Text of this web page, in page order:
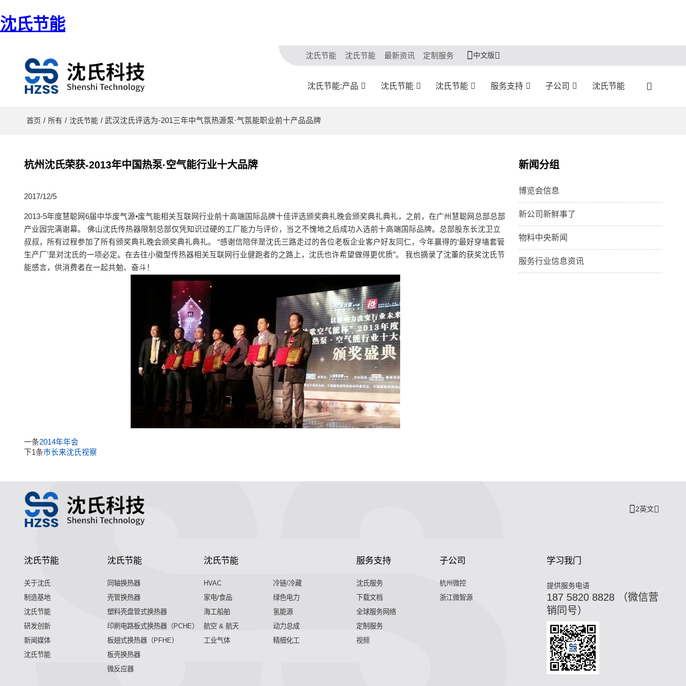
沈氏节能
沈氏节能 沈氏节能 最新资讯 定制服务 中文版
沈氏节能:产品 沈氏节能 沈氏节能 服务支持 子公司 沈氏节能
首页 / 所有 / 沈氏节能 / 武汉沈氏评选为-201三年中气氛热源泵·气氛能职业前十产品品牌
杭州沈氏荣获-2013年中国热泵·空气能行业十大品牌
2017/12/5
2013-5年度慧聪网6届中华废气源•废气能相关互联网行业前十高端国际品牌十佳评选颁奖典礼晚会颁奖典礼典礼，之前，在广州慧聪网总部总部
产业园完满谢幕。 佛山沈氏传热器限制总部仅凭知识过硬的工厂能力与评价，当之不愧地之后成功入选前十高端国际品牌。总部股东长沈卫立
叔叔，所有过程参加了所有颁奖典礼晚会颁奖典礼典礼。 “感谢信陪伴是沈氏三路走过的各位老板企业客户好友同仁，今年赢得的‘最好穿墙套管
生产厂’是对沈氏的一项必定。在去往小徽型传热器相关互联网行业健跑者的之路上，沈氏也许希望做得更优质”。 我也摘录了沈董的获奖沈氏节
能感言，供消费者在一起共勉、奋斗！
一条2014年年会
下1条市长来沈氏视察
新闻分组
博览会信息
新公司新鲜事了
物料中央新闻
服务行业信息资讯
2英文
沈氏节能
关于沈氏
制造基地
沈氏节能
研发创新
新闻媒体
沈氏节能
沈氏节能
同轴换热器
壳管换热器
塑料壳盘管式换热器
印刷电路板式换热器（PCHE）
板翅式换热器（PFHE）
板壳换热器
微反应器
沈氏节能
HVAC
冷链/冷藏
家电/食品
绿色电力
海工船舶
氢能源
航空 & 航天
动力总成
工业气体
精细化工
服务支持
沈氏服务
下载文档
全球服务网络
定制服务
视频
子公司
杭州微控
浙江微智源
学习我门
提供服务电语
187 5820 8828 （微信营
销同号）